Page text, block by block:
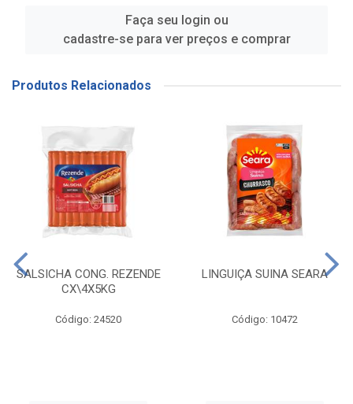
Faça seu login ou
cadastre-se para ver preços e comprar
Produtos Relacionados
SALSICHA CONG. REZENDE
CX\4X5KG
Código: 24520
LINGUIÇA SUINA SEARA
Código: 10472